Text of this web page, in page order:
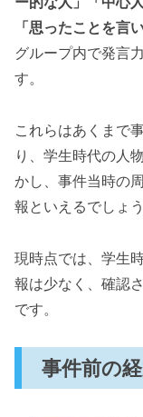
「思ったことを言
グループ内で発言
す。
これらはあくまで
り、学生時代の人
かし、事件当時の
報といえるでしょう
現時点では、学生
報は少なく、確認
です。
事件前の